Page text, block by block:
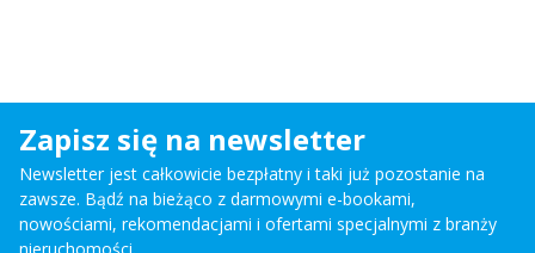
Zapisz się na newsletter
Newsletter jest całkowicie bezpłatny i taki już pozostanie na
zawsze. Bądź na bieżąco z darmowymi e-bookami,
nowościami, rekomendacjami i ofertami specjalnymi z branży